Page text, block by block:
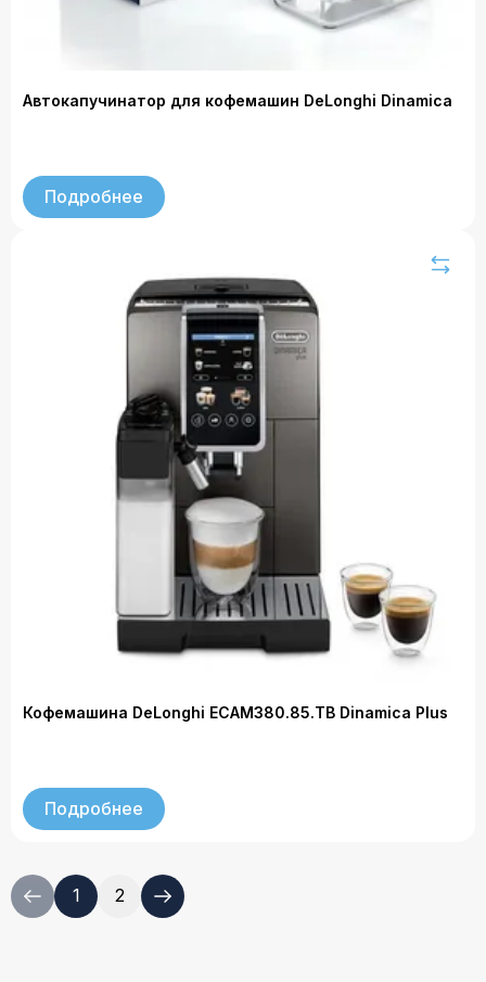
Автокапучинатор для кофемашин DeLonghi Dinamica
Подробнее
Кофемашина DeLonghi ECAM380.85.TB Dinamica Plus
Подробнее
1 2